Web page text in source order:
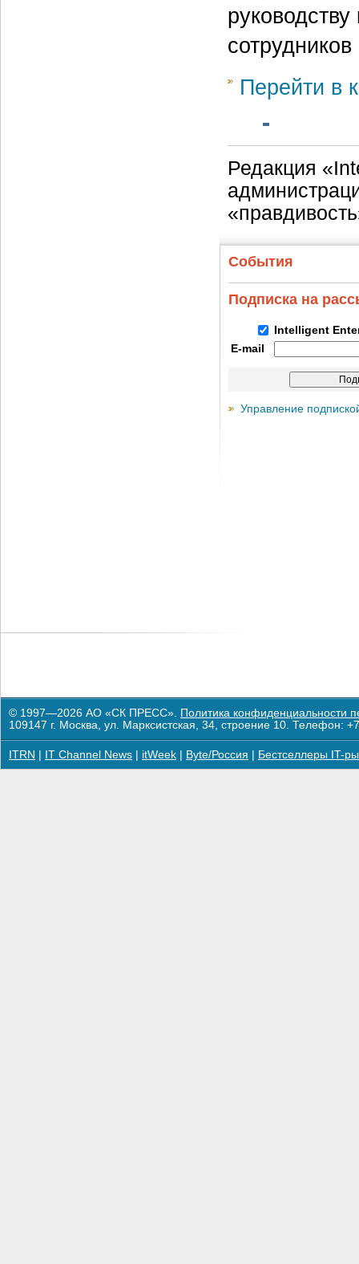
Перейти в
Редакция
События
Подписка на
Intelligent
E-mail
Управление
© 1997—2026 АО «СК ПРЕСС». Политика конфиденциальности
109147 г. Москва, ул. Марксистская, 34, строение 10. Телефон:
ITRN IT Channel News itWeek Byte/Россия Бестселлеры IT-